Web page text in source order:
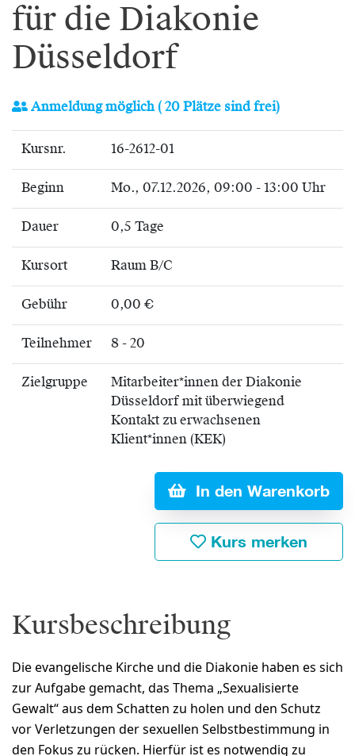
für die Diakonie
Düsseldorf
Anmeldung möglich( 20 Plätze sind frei)
Kursnr. 16-2612-01
Beginn Mo., 07.12.2026, 09:00 - 13:00 Uhr
Dauer 0,5 Tage
Kursort Raum B/C
Gebühr 0,00 €
Teilnehmer 8 - 20
Zielgruppe
Mitarbeiter*innen der Diakonie
Düsseldorf mit überwiegend
Kontakt zu erwachsenen
Klient*innen (KEK)
In den Warenkorb
Kurs merken
Kursbeschreibung
Die evangelische Kirche und die Diakonie haben es sich
zur Aufgabe gemacht, das Thema „Sexualisierte
Gewalt“ aus dem Schatten zu holen und den Schutz
vor Verletzungen der sexuellen Selbstbestimmung in
den Fokus zu rücken. Hierfür ist es notwendig zu